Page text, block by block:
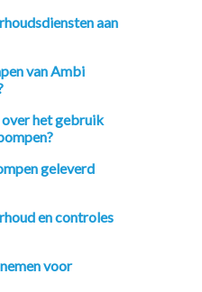
aan
van Ambi
het gebruik
geleverd
en controles
voor